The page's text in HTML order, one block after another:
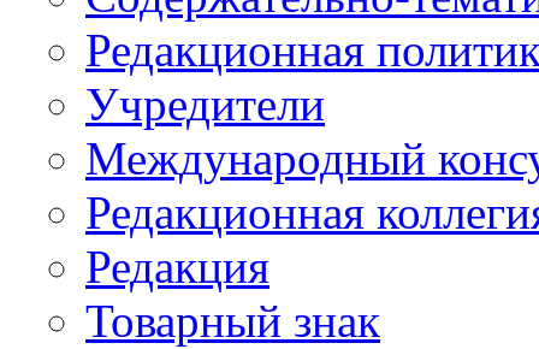
Редакционная
Учредители
Международный
Редакционная
Редакция
Товарный знак